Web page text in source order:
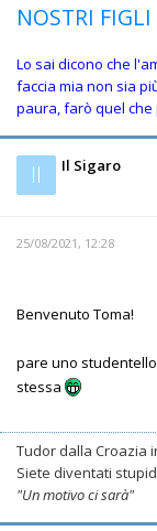
NOSTRI FIGLI
Lo sai dicono che
faccia mia non sia
paura, farò quel che
Il Il Sigaro
25/08/2021, 12:28
Benvenuto Toma!
pare uno
stessa
Tudor dalla Croazia
Siete diventati
"Un motivo ci sarà"